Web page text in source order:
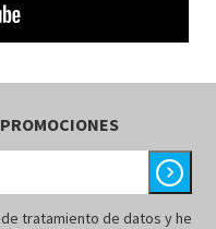
chevron_right
tratamiento de datos y he